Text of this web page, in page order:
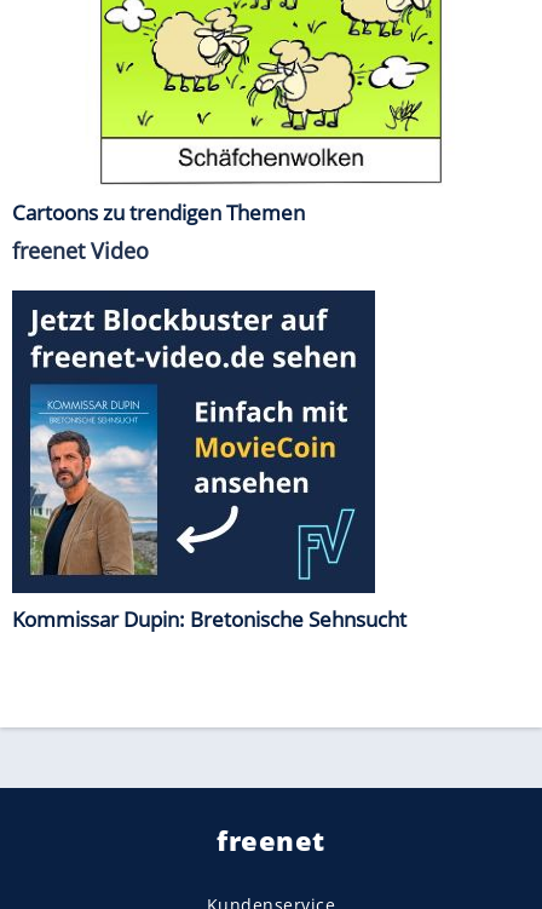
Cartoons zu trendigen Themen
freenet Video
Kommissar Dupin: Bretonische Sehnsucht
freenet
Kundenservice